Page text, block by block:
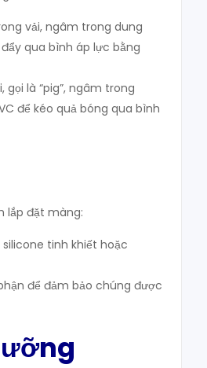
vải, ngâm trong dung
qua bình áp lực bằng
gọi là “pig”, ngâm trong
để kéo quả bóng qua bình
lắp đặt màng:
tinh khiết hoặc
để đảm bảo chúng được